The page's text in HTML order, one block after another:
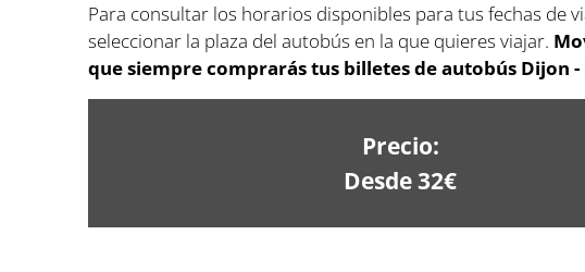
Para consultar los horarios disponibles para tus fechas de
seleccionar la plaza del autobús en la que quieres viajar.
que siempre comprarás tus billetes de autobús Dijon
Precio:
Desde 32€